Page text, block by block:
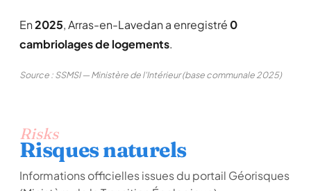
En2025, Arras-en-Lavedan a enregistré 0
cambriolages de logements.
Source : SSMSI — Ministère de l'Intérieur (base communale 2025)
Risks
Risques naturels
Informations officielles issues du portail Géorisques